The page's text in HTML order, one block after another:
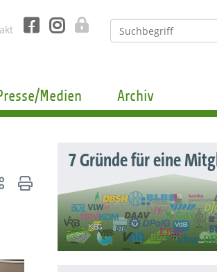
Medien Archiv
7 Gründe für eine